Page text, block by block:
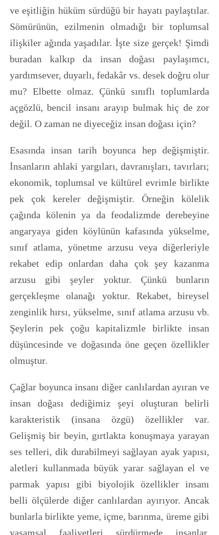
ve eşitliğin hüküm sürdüğü bir hayatı paylaştılar.
Sömürünün, ezilmenin olmadığı bir toplumsal
ilişkiler ağında yaşadılar. İşte size gerçek! Şimdi
buradan kalkıp da insan doğası paylaşımcı,
yardımsever, duyarlı, fedakâr vs. desek doğru olur
mu? Elbette olmaz. Çünkü sınıflı toplumlarda
açgözlü, bencil insanı arayıp bulmak hiç de zor
değil. O zaman ne diyeceğiz insan doğası için?
Esasında insan tarih boyunca hep değişmiştir.
İnsanların ahlaki yargıları, davranışları, tavırları;
ekonomik, toplumsal ve kültürel evrimle birlikte
pek çok kereler değişmiştir. Örneğin kölelik
çağında kölenin ya da feodalizmde derebeyine
angaryaya giden köylünün kafasında yükselme,
sınıf atlama, yönetme arzusu veya diğerleriyle
rekabet edip onlardan daha çok şey kazanma
arzusu gibi şeyler yoktur. Çünkü bunların
gerçekleşme olanağı yoktur. Rekabet, bireysel
zenginlik hırsı, yükselme, sınıf atlama arzusu vb.
Şeylerin pek çoğu kapitalizmle birlikte insan
düşüncesinde ve doğasında öne geçen özellikler
olmuştur.
Çağlar boyunca insanı diğer canlılardan ayıran ve
insan doğası dediğimiz şeyi oluşturan belirli
karakteristik (insana özgü) özellikler var.
Gelişmiş bir beyin, gırtlakta konuşmaya yarayan
ses telleri, dik durabilmeyi sağlayan ayak yapısı,
aletleri kullanmada büyük yarar sağlayan el ve
parmak yapısı gibi biyolojik özellikler insanı
belli ölçülerde diğer canlılardan ayırıyor. Ancak
bunlarla birlikte yeme, içme, barınma, üreme gibi
yaşamsal faaliyetleri sürdürmede insanlar,